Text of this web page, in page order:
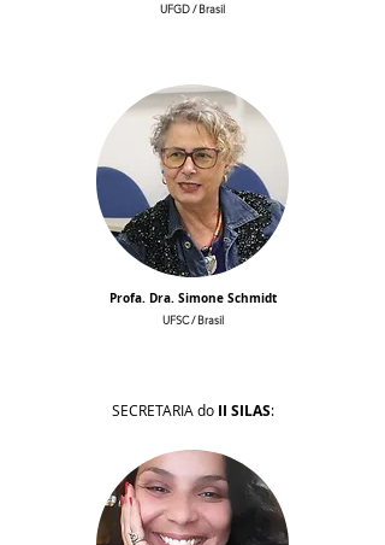
UFGD / Brasil
Profa. Dra. Simone Schmidt
UFSC / Brasil
SECRETARIA do II SILAS: